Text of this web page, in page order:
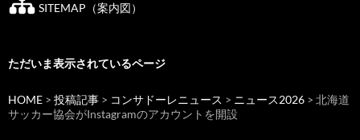
SITEMAP（案内図）
ただいま表示されているページ
HOME > 投稿記事 > コンサドーレニュース > ニュース2026 > 北海道
サッカー協会がInstagramのアカウントを開設